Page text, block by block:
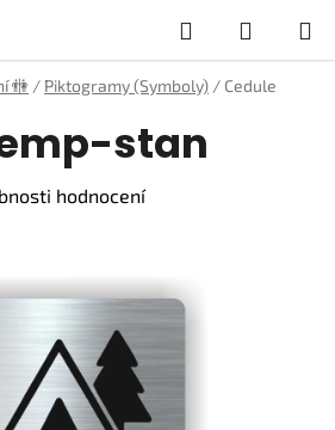
Hledat
KOŠÍK
🚻 / Piktogramy (Symboly) / Cedule
stan
hodnocení